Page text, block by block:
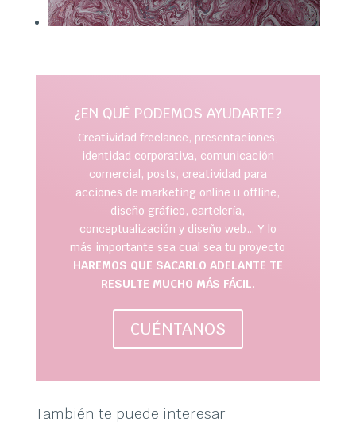
¿EN QUÉ PODEMOS AYUDARTE?
Creatividad freelance, presentaciones,
identidad corporativa, comunicación
comercial, posts, creatividad para
acciones de marketing online u offline,
diseño gráfico, cartelería,
conceptualización y diseño web… Y lo
más importante sea cual sea tu proyecto
HAREMOS QUE SACARLO ADELANTE TE
RESULTE MUCHO MÁS FÁCIL.
CUÉNTANOS
También te puede interesar